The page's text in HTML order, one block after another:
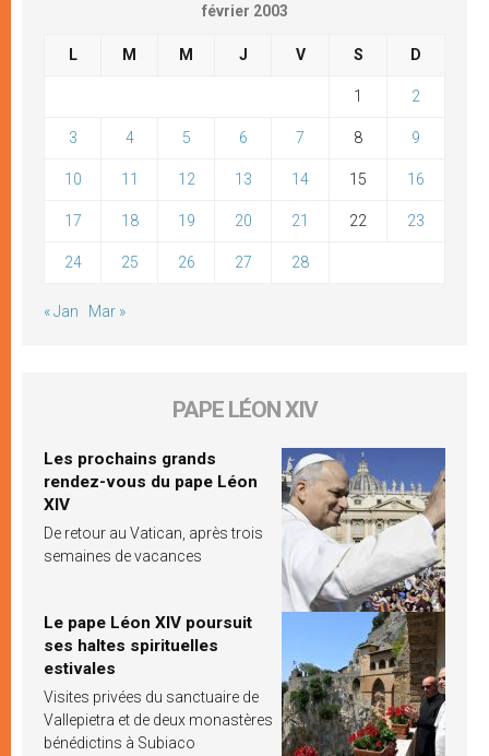
février 2003
L M M J V S D
1 2
3 4 5 6 7 8 9
10 11 12 13 14 15 16
17 18 19 20 21 22 23
24 25 26 27 28
« Jan Mar »
PAPE LÉON XIV
Les prochains grands
rendez-vous du pape Léon
XIV
De retour au Vatican, après trois
semaines de vacances
Le pape Léon XIV poursuit
ses haltes spirituelles
estivales
Visites privées du sanctuaire de
Vallepietra et de deux monastères
bénédictins à Subiaco